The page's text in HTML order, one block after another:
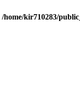
/home/kir710283/